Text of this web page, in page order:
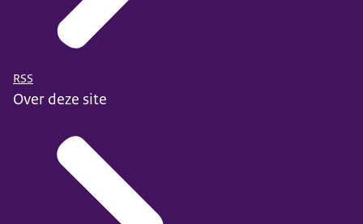
RSS
Over deze site